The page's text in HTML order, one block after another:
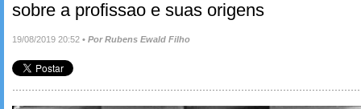
sobre a profissao e suas origens
19/08/2019 20:52 • Por Rubens Ewald Filho